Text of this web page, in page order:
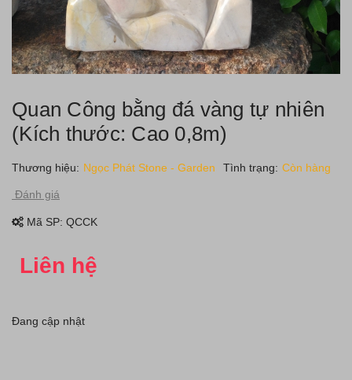
Quan Công bằng đá vàng tự nhiên
(Kích thước: Cao 0,8m)
Thương hiệu: Ngọc Phát Stone - Garden Tình trạng: Còn hàng
Đánh giá
Mã SP: QCCK
Liên hệ
Đang cập nhật